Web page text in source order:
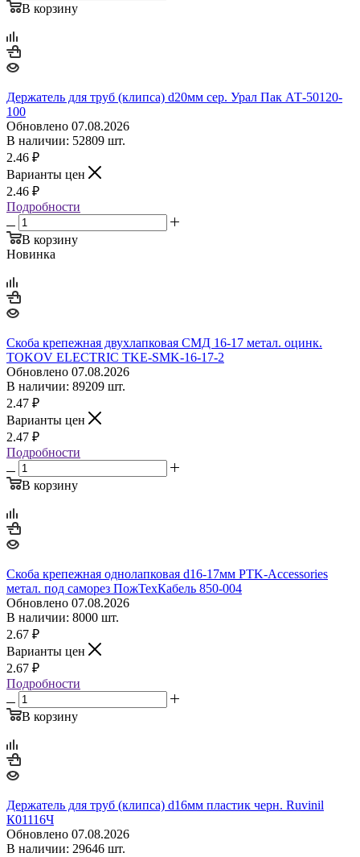
В корзину
Держатель для труб (клипса) d20мм сер. Урал Пак АТ-50120-
100
Обновлено 07.08.2026
В наличии: 52809 шт.
2.46 ₽
Варианты цен
2.46 ₽
Подробности
В корзину
Новинка
Скоба крепежная двухлапковая СМД 16-17 метал. оцинк.
TOKOV ELECTRIC TKE-SMK-16-17-2
Обновлено 07.08.2026
В наличии: 89209 шт.
2.47 ₽
Варианты цен
2.47 ₽
Подробности
В корзину
Скоба крепежная однолапковая d16-17мм PTK-Accessories
метал. под саморез ПожТехКабель 850-004
Обновлено 07.08.2026
В наличии: 8000 шт.
2.67 ₽
Варианты цен
2.67 ₽
Подробности
В корзину
Держатель для труб (клипса) d16мм пластик черн. Ruvinil
К01116Ч
Обновлено 07.08.2026
В наличии: 29646 шт.